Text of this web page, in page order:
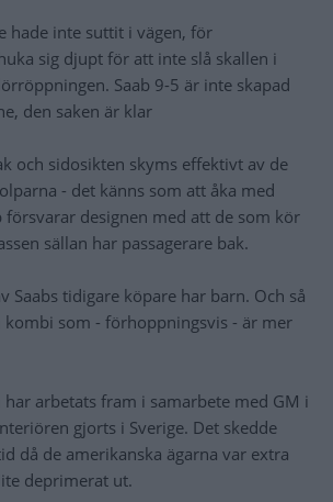
hade inte suttit i vägen, för
sig djupt för att inte slå skallen i
Saab 9-5 är inte skapad
den saken är klar
och sidosikten skyms effektivt av de
- det känns som att åka med
försvarar designen med att de som kör
sällan har passagerare bak.
Saabs tidigare köpare har barn. Och så
som - förhoppningsvis - är mer
arbetats fram i samarbete med GM i
gjorts i Sverige. Det skedde
då de amerikanska ägarna var extra
deprimerat ut.